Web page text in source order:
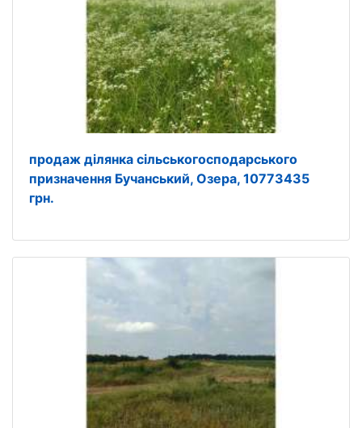
продаж ділянка сільськогосподарського
призначення Бучанський, Озера, 10773435
грн.